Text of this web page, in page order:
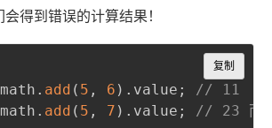
得到错误的计算结果！
math . add ( 5 , 6 ) . value ;
// 11
math . add ( 5 , 7 ) . value ; // 23 而
复制
Copy